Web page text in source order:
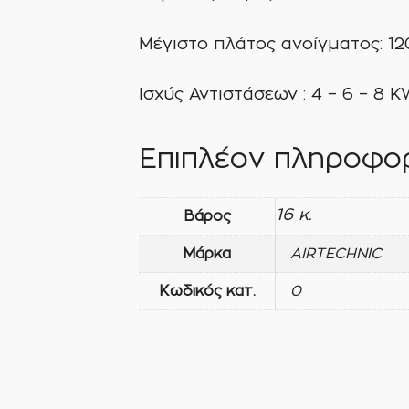
Μέγιστο πλάτος ανοίγματος:
Ισχύς Αντιστάσεων : 4 – 6 – 8
Επιπλέον
Βάρος 16 κ.
Μάρκα AIRTECHNIC
Κωδικός κατ. 0